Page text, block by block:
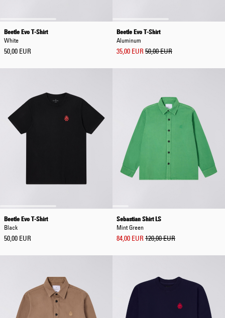
Beetle Evo T-Shirt
White
50,00 EUR
Beetle Evo T-Shirt
Aluminum
35,00 EUR 50,00 EUR
Beetle Evo T-Shirt
Black
50,00 EUR
Sebastian Shirt LS
Mint Green
84,00 EUR 120,00 EUR